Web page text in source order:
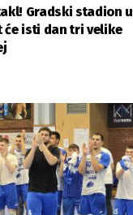
Gradski stadion u
isti dan tri velike